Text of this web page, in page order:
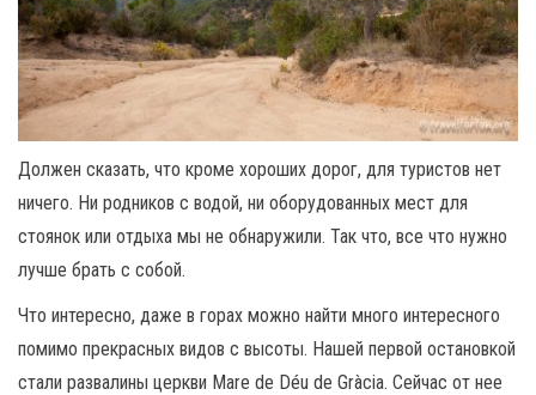
Должен сказать, что кроме хороших дорог, для туристов нет
ничего. Ни родников с водой, ни оборудованных мест для
стоянок или отдыха мы не обнаружили. Так что, все что нужно
лучше брать с собой.
Что интересно, даже в горах можно найти много интересного
помимо прекрасных видов с высоты. Нашей первой остановкой
стали развалины церкви Mare de Déu de Gràcia. Сейчас от нее